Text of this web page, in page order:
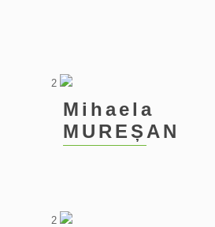
2
Mihaela
MUREȘAN
2